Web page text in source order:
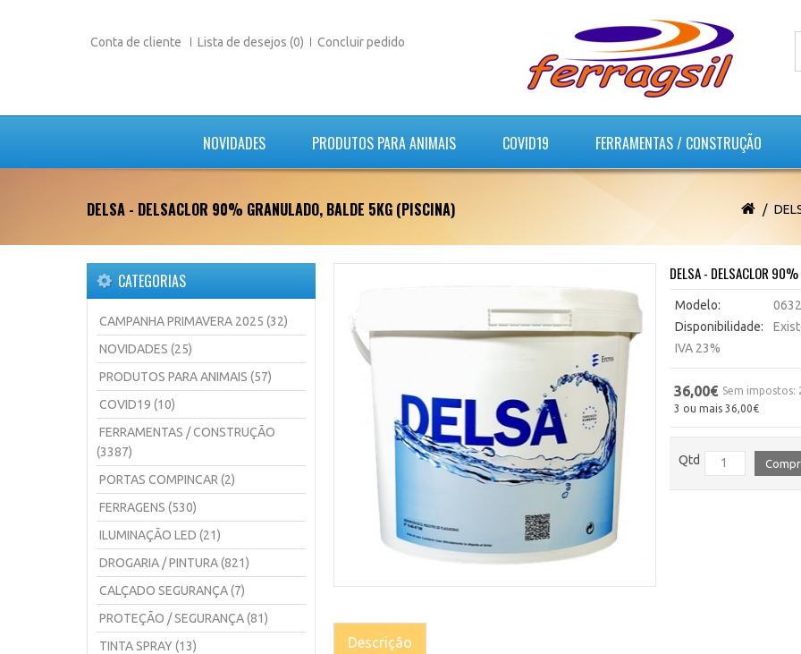
Conta de cliente Lista de desejos (0) Concluir pedido
NOVIDADES PRODUTOS PARA ANIMAIS COVID19 FERRAMENTAS / CONSTRUÇÃO
DELSA - DELSACLOR 90% GRANULADO, BALDE 5KG (PISCINA)
CATEGORIAS
CAMPANHA PRIMAVERA 2025 (32)
NOVIDADES (25)
PRODUTOS PARA ANIMAIS (57)
COVID19 (10)
FERRAMENTAS / CONSTRUÇÃO
(3387)
PORTAS COMPINCAR (2)
FERRAGENS (530)
ILUMINAÇÃO LED (21)
DROGARIA / PINTURA (821)
CALÇADO SEGURANÇA (7)
PROTEÇÃO / SEGURANÇA (81)
TINTA SPRAY (13)
DELSA - DELSACLOR
Modelo:
Disponibilidade:
IVA 23%
36,00€ Sem impostos:
3 ou mais 36,00€
Qtd
Descrição